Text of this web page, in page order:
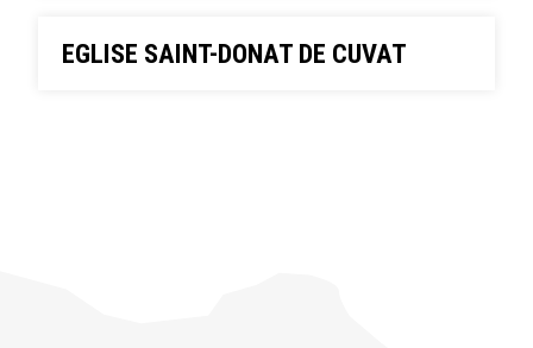
EGLISE SAINT-DONAT DE CUVAT